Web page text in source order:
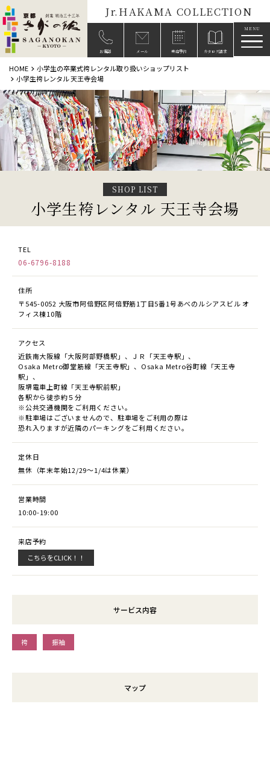
Jr.HAKAMA COLLECTION
お電話 メール 来店予約 カタログ請求
HOME
小学生の卒業式袴レンタル取り扱いショップリスト
小学生袴レンタル 天王寺会場
SHOP LIST
小学生袴レンタル 天王寺会場
TEL
06-6796-8188
住所
〒545-0052 大阪市阿倍野区阿倍野筋1丁目5番1号あべのルシアスビル オ
フィス棟10階
アクセス
近鉄南大阪線「大阪阿部野橋駅」、ＪＲ「天王寺駅」、
Osaka Metro御堂筋線「天王寺駅」、Osaka Metro谷町線「天王寺
駅」、
阪堺電車上町線「天王寺駅前駅」
各駅から徒歩約５分
※公共交通機関をご利用ください。
※駐車場はございませんので、駐車場をご利用の際は
恐れ入りますが近隣のパーキングをご利用ください。
定休日
無休（年末年始12/29～1/4は休業）
営業時間
10:00-19:00
来店予約
こちらをCLICK！！
サービス内容
袴 振袖
マップ
メニ